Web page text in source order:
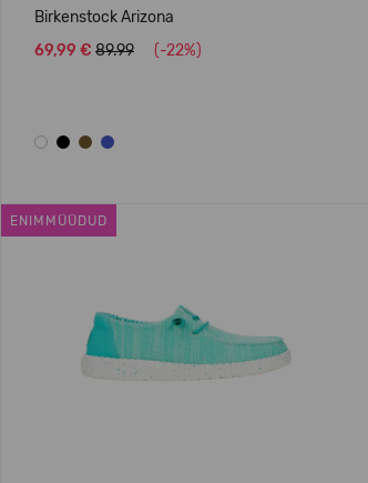
Birkenstock Arizona
69,99 € 89.99 (-22%)
ENIMMÜÜDUD